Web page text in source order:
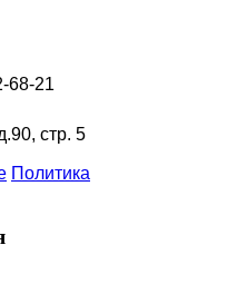
68-21
стр. 5
Политика